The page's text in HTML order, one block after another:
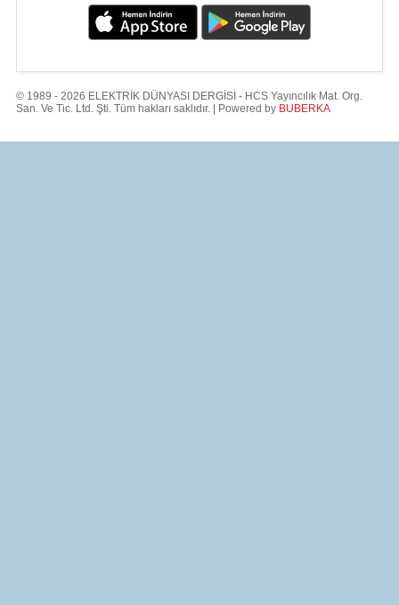
© 1989 - 2026 ELEKTRİK DÜNYASI DERGİSİ - HCS Yayıncılık Mat. Org.
San. Ve Tic. Ltd. Şti. Tüm hakları saklıdır. | Powered by BUBERKA